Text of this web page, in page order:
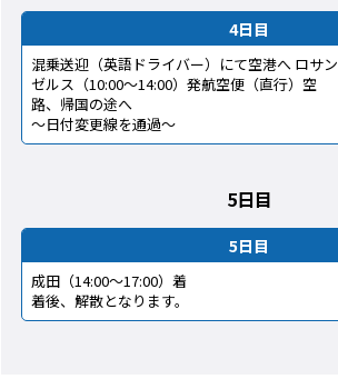
4日目
混乗送迎（英語ドライバー）にて空港へ ロサン
ゼルス（10:00～14:00）発航空便（直行）空
路、帰国の途へ
～日付変更線を通過～
5日目
5日目
成田（14:00～17:00）着
着後、解散となります。